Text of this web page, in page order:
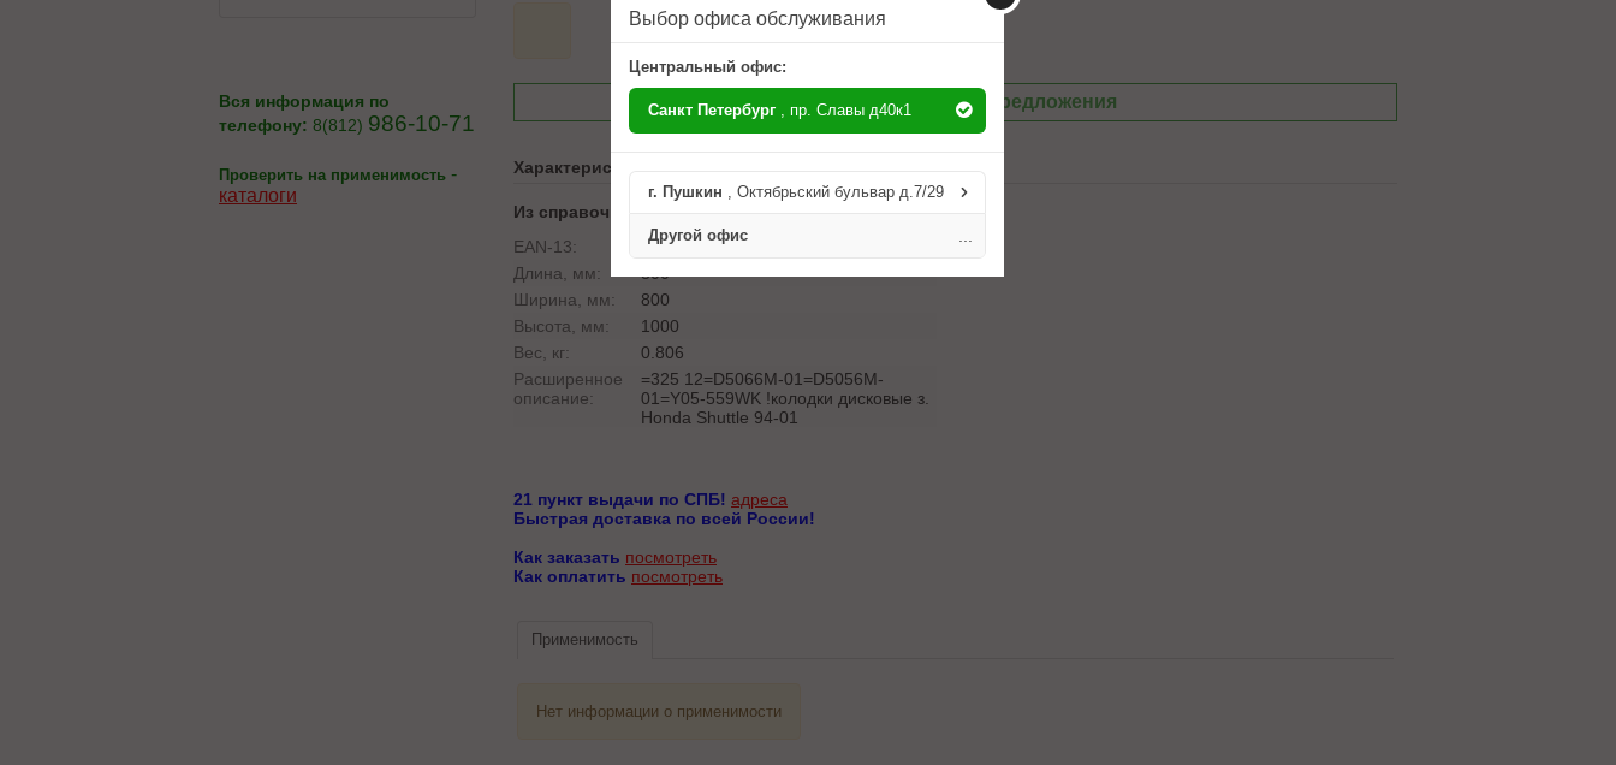
Вся информация по
телефону: 8(812) 986-10-71
Проверить на применимость -
каталоги
Посмотреть другие предложения
Характеристики
Из справочника ABCP
EAN-13:
4057276156883
Длина, мм:
800
Ширина, мм:
800
Высота, мм:
1000
Вес, кг:
0.806
Расширенное
описание:
=325 12=D5066M-01=D5056M-
01=Y05-559WK !колодки дисковые з.
Honda Shuttle 94-01
21 пункт выдачи по СПБ! адреса
Быстрая доставка по всей России!
Как заказать посмотреть
Как оплатить посмотреть
Применимость
Нет информации о применимости
Выбор офиса обслуживания
Центральный офис:
Санкт Петербург , пр. Славы д40к1
г. Пушкин , Октябрьский бульвар д.7/29
Другой офис